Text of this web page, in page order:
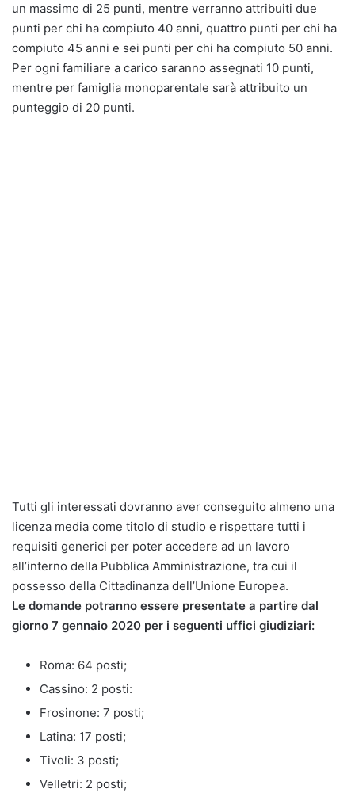
un massimo di 25 punti, mentre verranno attribuiti due
punti per chi ha compiuto 40 anni, quattro punti per chi ha
compiuto 45 anni e sei punti per chi ha compiuto 50 anni.
Per ogni familiare a carico saranno assegnati 10 punti,
mentre per famiglia monoparentale sarà attribuito un
punteggio di 20 punti.
Tutti gli interessati dovranno aver conseguito almeno una
licenza media come titolo di studio e rispettare tutti i
requisiti generici per poter accedere ad un lavoro
all’interno della Pubblica Amministrazione, tra cui il
possesso della Cittadinanza dell’Unione Europea.
Le domande potranno essere presentate a partire dal
giorno 7 gennaio 2020 per i seguenti uffici giudiziari:
Roma: 64 posti;
Cassino: 2 posti:
Frosinone: 7 posti;
Latina: 17 posti;
Tivoli: 3 posti;
Velletri: 2 posti;